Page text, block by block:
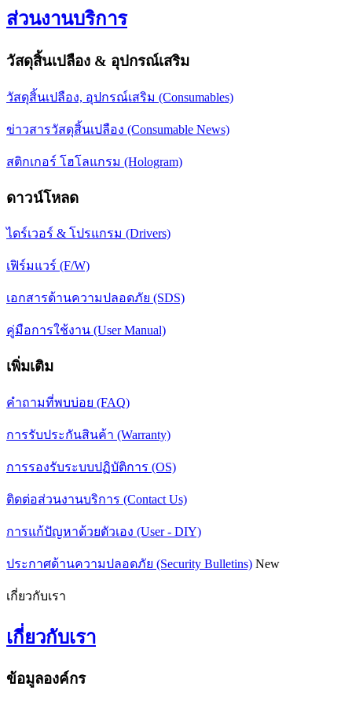
ส่วนงานบริการ
วัสดุสิ้นเปลือง & อุปกรณ์เสริม
วัสดุสิ้นเปลือง, อุปกรณ์เสริม (Consumables)
ข่าวสารวัสดุสิ้นเปลือง (Consumable News)
สติกเกอร์ โฮโลแกรม (Hologram)
ดาวน์โหลด
ไดร์เวอร์ & โปรแกรม (Drivers)
เฟิร์มแวร์ (F/W)
เอกสารด้านความปลอดภัย (SDS)
คู่มือการใช้งาน (User Manual)
เพิ่มเติม
คำถามที่พบบ่อย (FAQ)
การรับประกันสินค้า (Warranty)
การรองรับระบบปฏิบัติการ (OS)
ติดต่อส่วนงานบริการ (Contact Us)
การแก้ปัญหาด้วยตัวเอง (User - DIY)
ประกาศด้านความปลอดภัย (Security Bulletins) New
เกี่ยวกับเรา
เกี่ยวกับเรา
ข้อมูลองค์กร